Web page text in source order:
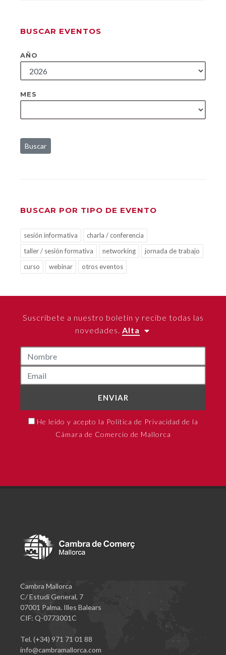
BUSCAR EVENTOS
AÑO
MES
Buscar
BUSCAR POR TIPO DE EVENTO
sesión informativa
charla / conferencia
taller / sesión formativa
networking
jornada de trabajo
curso
webinar otros eventos
Suscríbete a nuestro boletín y recibe todas las
novedades. Alta
ENVIAR
He leído y acepto la Política de Privacidad de la
Cámara de Comercio de Mallorca
Cambra Mallorca
C/ Estudi General, 7
07001 Palma. Illes Balears
CIF: Q-0773001C
Tel. (+34) 971 71 01 88
info@cambramallorca.com